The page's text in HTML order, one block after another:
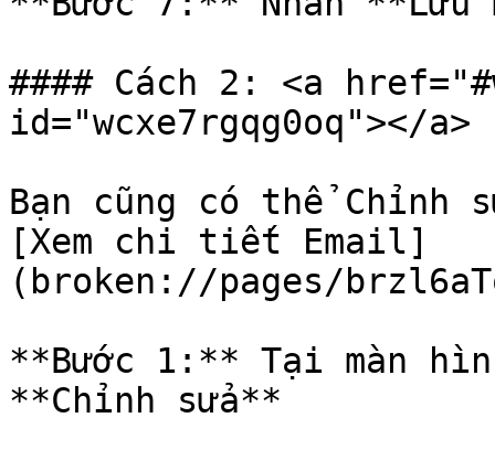
#### Cách 2: <a
id="wcxe7rgqg0oq"></a>
Bạn cũng có thể Chỉnh
[Xem chi tiết Email]
(broken://pages/
**Bước 1:** Tại màn
**Chỉnh sửa**